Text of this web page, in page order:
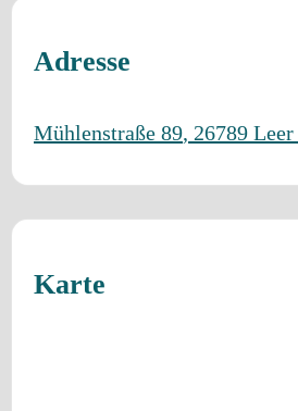
Adresse
Mühlenstraße 89, 26789 Leer
Karte